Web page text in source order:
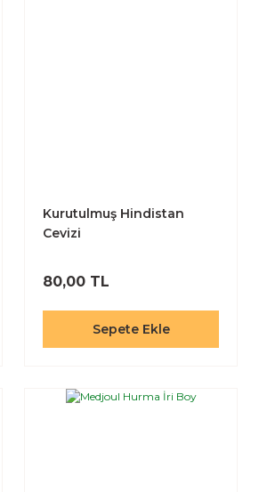
Kurutulmuş Hindistan
Cevizi
80,00 TL
Sepete Ekle